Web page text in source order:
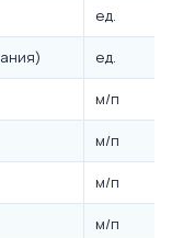
ед.
ед.
м/п
м/п
м/п
м/п